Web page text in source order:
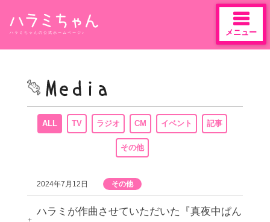
content
ハラミちゃんの公式ホームページ♪ メニュー
ALL TV ラジオ CM イベント 記事
その他
2024年7月12日 その他
ハラミが作曲させていただいた『真夜中ぱん